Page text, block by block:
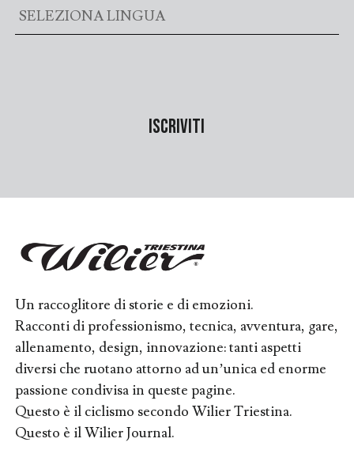
Un raccoglitore di storie e di emozioni.
Racconti di professionismo, tecnica, avventura, gare,
allenamento, design, innovazione: tanti aspetti
diversi che ruotano attorno ad un’unica ed enorme
passione condivisa in queste pagine.
Questo è il ciclismo secondo Wilier Triestina.
Questo è il Wilier Journal.